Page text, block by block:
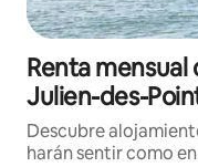
Renta mensual
Julien-des-
Descubre
harán sentir como